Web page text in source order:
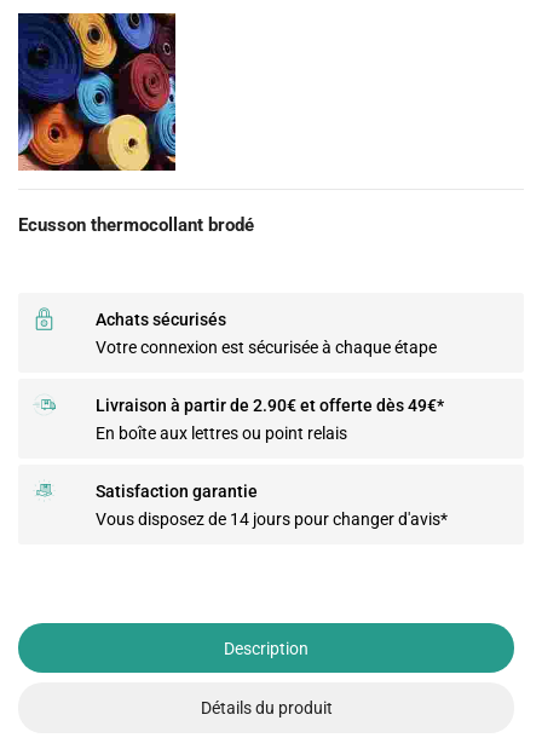
Ecusson thermocollant brodé
Achats sécurisés
Votre connexion est sécurisée à chaque étape
Livraison à partir de 2.90€ et offerte dès 49€*
En boîte aux lettres ou point relais
Satisfaction garantie
Vous disposez de 14 jours pour changer d'avis*
Description
Détails du produit